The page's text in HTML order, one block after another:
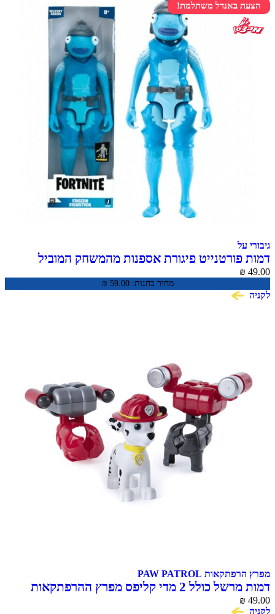
הצעת באנדל משתלמת!
גיבורי על
דמות פורטנייט פיגורת אספנות מהמשחק המוביל
Frozen Fishstick Fortnite
מחיר בחנות: ₪ 59.00
₪ 49.00
לקניה
מפרץ הרפתקאות PAW PATROL
דמות מרשל כולל 2 מדי קליפס מפרץ ההרפתקאות
Action Pack Marshall
₪ 49.00
לקניה